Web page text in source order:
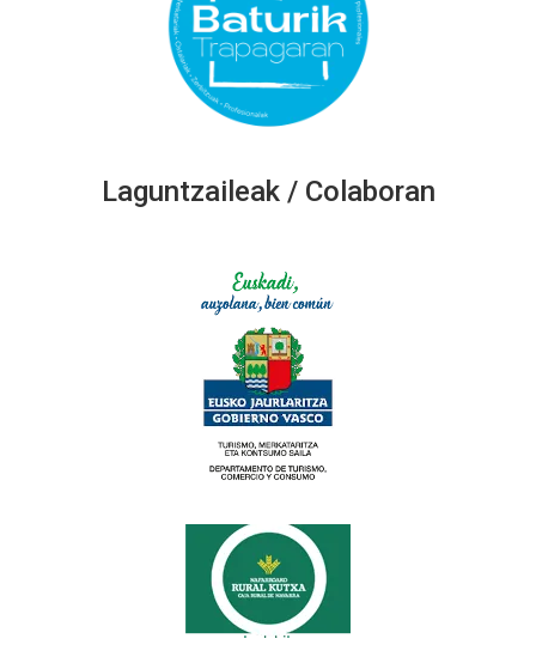
Laguntzaileak / Colaboran